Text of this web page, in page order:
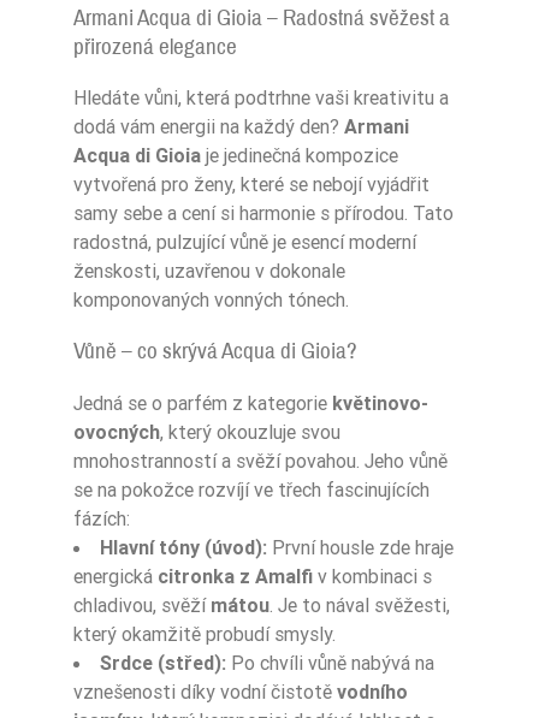
Armani Acqua di Gioia – Radostná svěžest a
přirozená elegance
Hledáte vůni, která podtrhne vaši kreativitu a
dodá vám energii na každý den? Armani
Acqua di Gioia je jedinečná kompozice
vytvořená pro ženy, které se nebojí vyjádřit
samy sebe a cení si harmonie s přírodou. Tato
radostná, pulzující vůně je esencí moderní
ženskosti, uzavřenou v dokonale
komponovaných vonných tónech.
Vůně – co skrývá Acqua di Gioia?
Jedná se o parfém z kategorie květinovo-
ovocných, který okouzluje svou
mnohostranností a svěží povahou. Jeho vůně
se na pokožce rozvíjí ve třech fascinujících
fázích:
Hlavní tóny (úvod): První housle zde hraje
energická citronka z Amalfi v kombinaci s
chladivou, svěží mátou . Je to nával svěžesti,
který okamžitě probudí smysly.
Srdce (střed): Po chvíli vůně nabývá na
vznešenosti díky vodní čistotě vodního